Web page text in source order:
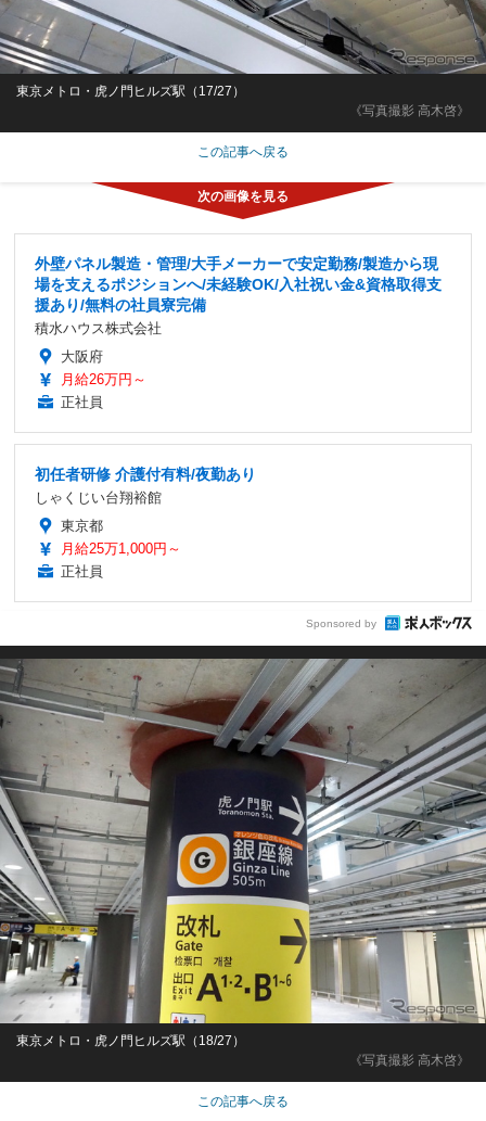
《写真撮影 高木啓》
東京メトロ・虎ノ門ヒルズ駅（17/27）
この記事へ戻る
外壁パネル製造・管理/大手メーカーで安定勤務/製造から現
場を支えるポジションへ/未経験OK/入社祝い金&資格取得支
援あり/無料の社員寮完備
積水ハウス株式会社
大阪府
月給26万円～
正社員
初任者研修 介護付有料/夜勤あり
しゃくじい台翔裕館
東京都
月給25万1,000円～
正社員
Sponsored by
《写真撮影 高木啓》
東京メトロ・虎ノ門ヒルズ駅（18/27）
この記事へ戻る